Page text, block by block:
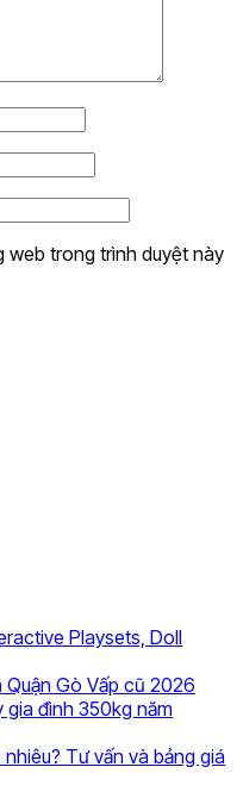
web trong trình duyệt này
Playsets, Doll
Gò Vấp cũ 2026
luận
đình 350kg năm
Tư vấn và bảng giá